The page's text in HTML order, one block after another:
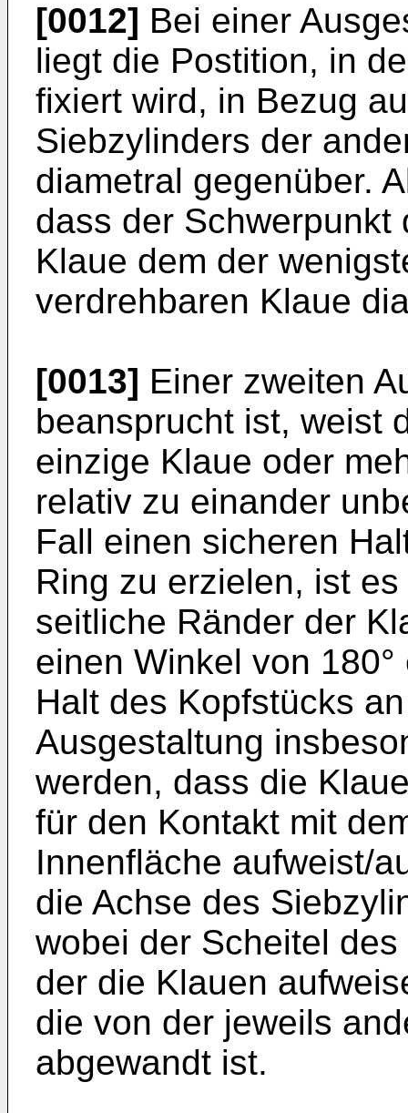
[0012] Bei einer
liegt die Postition, in
fixiert wird, in Bezug
Siebzylinders der
diametral gegenüber.
dass der Schwerpunkt
Klaue dem der
verdrehbaren Klaue
[0013] Einer zweiten
beansprucht ist, weist
einzige Klaue oder
relativ zu einander
Fall einen sicheren
Ring zu erzielen, ist
seitliche Ränder der
einen Winkel von
Halt des Kopfstücks
Ausgestaltung
werden, dass die
für den Kontakt mit
Innenfläche aufweist/
die Achse des
wobei der Scheitel
der die Klauen
die von der jeweils
abgewandt ist.